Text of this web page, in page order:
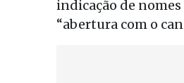
indicação de
“abertura com o